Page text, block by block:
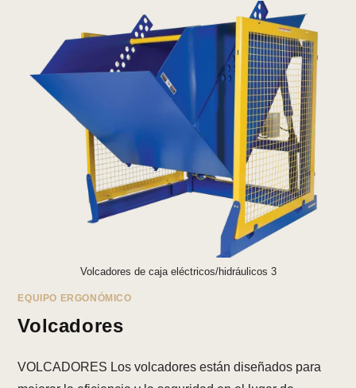
Volcadores de caja eléctricos/hidráulicos 3
EQUIPO ERGONÓMICO
Volcadores
VOLCADORES Los volcadores están diseñados para